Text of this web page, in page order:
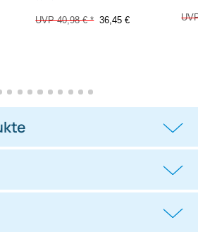
Kuga
kompatibel mit VW Polo Typ 6C
UVP 40,98 € *36,45 €